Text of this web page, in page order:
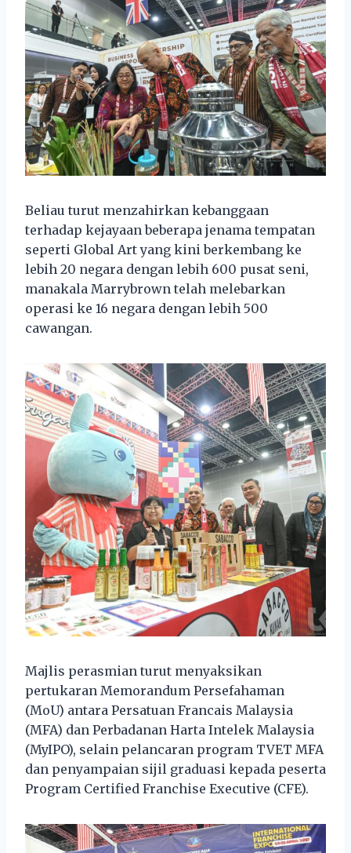
Beliau turut menzahirkan kebanggaan
terhadap kejayaan beberapa jenama tempatan
seperti Global Art yang kini berkembang ke
lebih 20 negara dengan lebih 600 pusat seni,
manakala Marrybrown telah melebarkan
operasi ke 16 negara dengan lebih 500
cawangan.
Majlis perasmian turut menyaksikan
pertukaran Memorandum Persefahaman
(MoU) antara Persatuan Francais Malaysia
(MFA) dan Perbadanan Harta Intelek Malaysia
(MyIPO), selain pelancaran program TVET MFA
dan penyampaian sijil graduasi kepada peserta
Program Certified Franchise Executive (CFE).